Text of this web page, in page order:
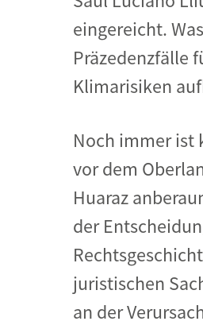
eingereicht.
Präzedenzfälle
Klimarisiken
Noch immer ist
vor dem
Huaraz
der
juristischen
an der